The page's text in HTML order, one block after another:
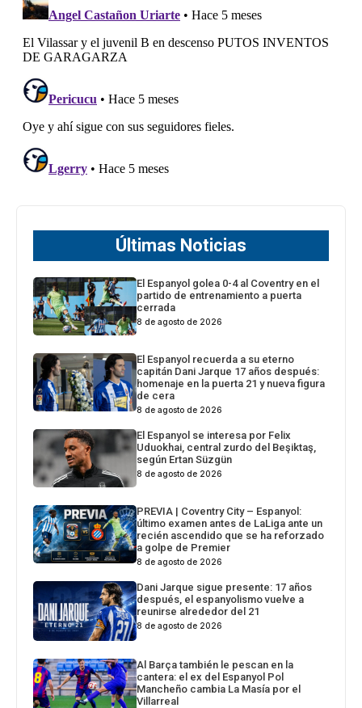
Últimas Noticias
El Espanyol golea 0-4 al Coventry en el
partido de entrenamiento a puerta
cerrada
8 de agosto de 2026
El Espanyol recuerda a su eterno
capitán Dani Jarque 17 años después:
homenaje en la puerta 21 y nueva figura
de cera
8 de agosto de 2026
El Espanyol se interesa por Felix
Uduokhai, central zurdo del Beşiktaş,
según Ertan Süzgün
8 de agosto de 2026
PREVIA | Coventry City – Espanyol:
último examen antes de LaLiga ante un
recién ascendido que se ha reforzado
a golpe de Premier
8 de agosto de 2026
Dani Jarque sigue presente: 17 años
después, el espanyolismo vuelve a
reunirse alrededor del 21
8 de agosto de 2026
Al Barça también le pescan en la
cantera: el ex del Espanyol Pol
Mancheño cambia La Masía por el
Villarreal